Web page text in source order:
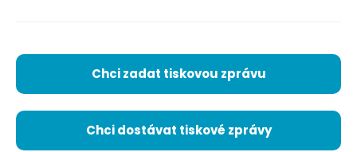
Chci zadat tiskovou zprávu
Chci dostávat tiskové zprávy